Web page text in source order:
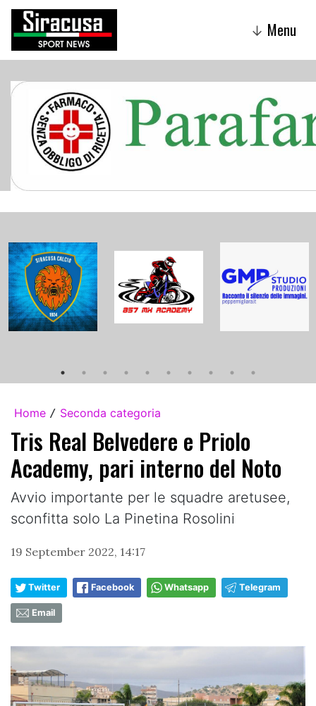
↓ Menu
Home / Seconda categoria
Tris Real Belvedere e Priolo
Academy, pari interno del Noto
Avvio importante per le squadre aretusee,
sconfitta solo La Pinetina Rosolini
19 September 2022, 14:17
Twitter Facebook Whatsapp Telegram
Email